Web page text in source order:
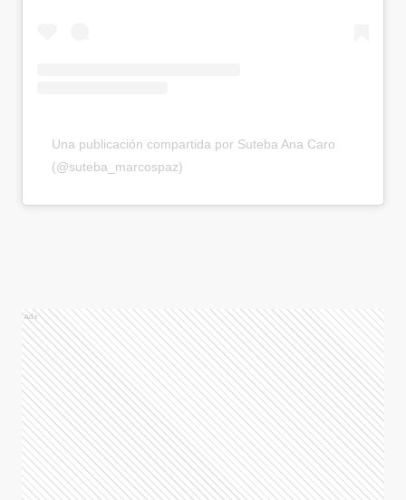
Una publicación compartida por Suteba Ana Caro
(@suteba_marcospaz)
Ads